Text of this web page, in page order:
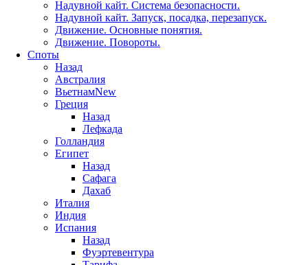
Надувной кайт. Система безопасности.
Надувной кайт. Запуск, посадка, перезапуск.
Движение. Основные понятия.
Движение. Повороты.
Споты
Назад
Австралия
ВьетнамNew
Греция
Назад
Лефкада
Голландия
Египет
Назад
Сафага
Дахаб
Италия
Индия
Испания
Назад
Фуэртевентура